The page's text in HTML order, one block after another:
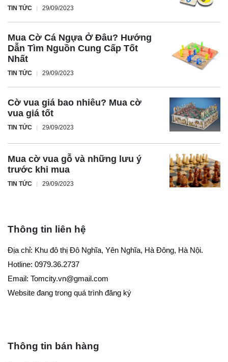
TIN TỨC 29/09/2023
Mua Cờ Cá Ngựa Ở Đâu? Hướng
Dẫn Tìm Nguồn Cung Cấp Tốt
Nhất
TIN TỨC 29/09/2023
Cờ vua giá bao nhiêu? Mua cờ
vua giá tốt
TIN TỨC 29/09/2023
Mua cờ vua gỗ và những lưu ý
trước khi mua
TIN TỨC 29/09/2023
Thông tin liên hệ
Địa chỉ: Khu đô thị Đô Nghĩa, Yên Nghĩa, Hà Đông, Hà Nội.
Hotline: 0979.36.2737
Email: Tomcity.vn@gmail.com
Website đang trong quá trình đăng ký
Thông tin bán hàng